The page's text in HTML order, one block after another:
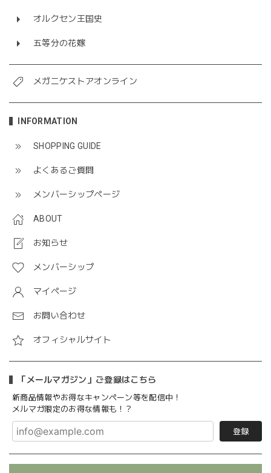
オルクセン王国史
五等分の花嫁
メガニケストアオンライン
INFORMATION
SHOPPING GUIDE
よくあるご質問
メンバーシップページ
ABOUT
お知らせ
メンバーシップ
マイページ
お問い合わせ
オフィシャルサイト
「メールマガジン」ご登録はこちら
新商品情報やお得なキャンペーン等を配信中！
メルマガ限定のお得な情報も！？
登録